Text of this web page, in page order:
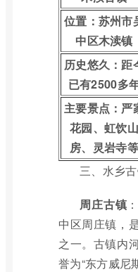
位置：苏州市
中区木渎镇
历史悠久：距
已有2500多
主要景点：严
花园、虹饮山
房、灵岩寺等
三、水乡
周庄古镇
中区周庄镇，
之一。古镇内
誉为“东方威尼斯